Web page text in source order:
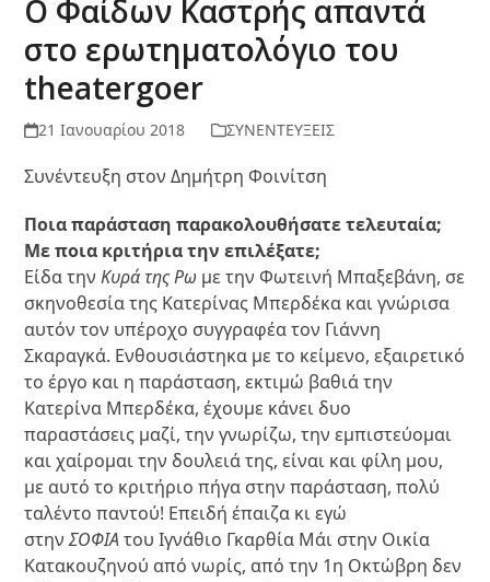
Ο Φαίδων Καστρής απαντά
στο ερωτηματολόγιο του
theatergoer
21 Ιανουαρίου 2018 ΣΥΝΕΝΤΕΥΞΕΙΣ
Συνέντευξη στον Δημήτρη Φοινίτση
Ποια παράσταση παρακολουθήσατε τελευταία;
Με ποια κριτήρια την επιλέξατε;
Είδα τηνΚυρά της Ρω με την Φωτεινή Μπαξεβάνη, σε
σκηνοθεσία της Κατερίνας Μπερδέκα και γνώρισα
αυτόν τον υπέροχο συγγραφέα τον Γιάννη
Σκαραγκά. Ενθουσιάστηκα με το κείμενο, εξαιρετικό
το έργο και η παράσταση, εκτιμώ βαθιά την
Κατερίνα Μπερδέκα, έχουμε κάνει δυο
παραστάσεις μαζί, την γνωρίζω, την εμπιστεύομαι
και χαίρομαι την δουλειά της, είναι και φίλη μου,
με αυτό το κριτήριο πήγα στην παράσταση, πολύ
ταλέντο παντού! Επειδή έπαιζα κι εγώ
στηνΣΟΦΙΑτου Ιγνάθιο Γκαρθία Μάι στην Οικία
Κατακουζηνού από νωρίς, από την 1η Οκτώβρη δεν